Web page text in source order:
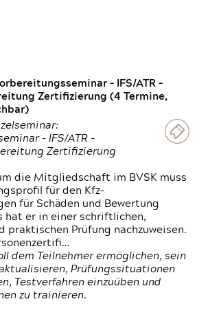
- IFS/ATR -
Zertifizierung (4 Termine,
- IFS/ATR -
Zertifizierung
die Mitgliedschaft im BVSK muss
für den Kfz-
für Schäden und Bewertung
hat er in einer schriftlichen,
praktischen Prüfung nachzuweisen.
dem Teilnehmer ermöglichen, sein
aktualisieren, Prüfungssituationen
Testverfahren einzuüben und
zu trainieren.